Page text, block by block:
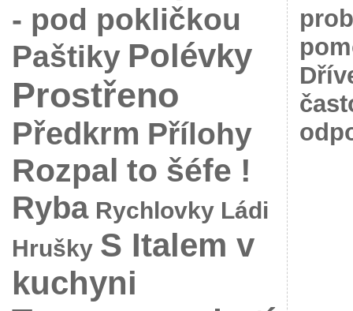
- pod pokličkou
Paštiky Polévky
Prostřeno
Předkrm Přílohy
Rozpal to šéfe !
Ryba Rychlovky Ládi
Hrušky S Italem v
kuchyni